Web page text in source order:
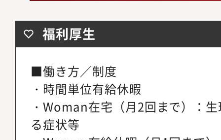
福利厚生
■働き方／制度
・時間単位有給休暇
・Woman在宅（月2回まで）：
る症状等